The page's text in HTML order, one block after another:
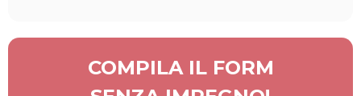
COMPILA IL FORM